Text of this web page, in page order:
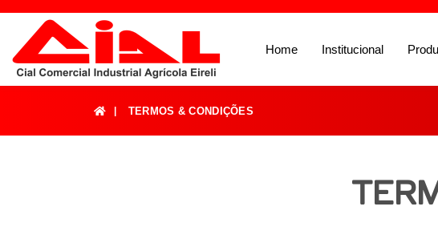
Home Institucional
TERMOS & CONDIÇÕES